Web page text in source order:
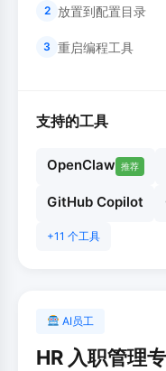
AI员工
HR 入职管理
2 放置到配置目录
3 重启编程工具
支持的工具
OpenClaw 推荐
GitHub Copilot
+11 个工具